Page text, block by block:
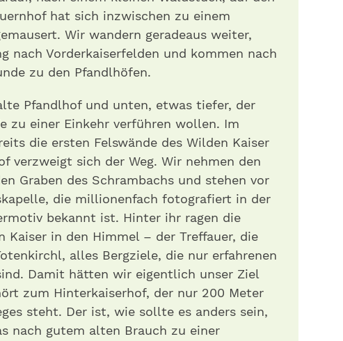
hat sich inzwischen zu einem
Wir wandern geradeaus weiter,
nach Vorderkaiserfelden und kommen nach
zu den Pfandlhöfen .
Pfandlhof und unten, etwas tiefer, der
zu einer Einkehr verführen wollen. Im
die ersten Felswände des Wilden Kaiser
verzweigt sich der Weg. Wir nehmen den
Graben des Schrambachs und stehen vor
, die millionenfach fotografiert in der
bekannt ist. Hinter ihr ragen die
Kaiser in den Himmel – der Treffauer, die
alles Bergziele, die nur erfahrenen
Damit hätten wir eigentlich unser Ziel
zum Hinterkaiserhof , der nur 200 Meter
steht. Der ist, wie sollte es anders sein,
nach gutem alten Brauch zu einer